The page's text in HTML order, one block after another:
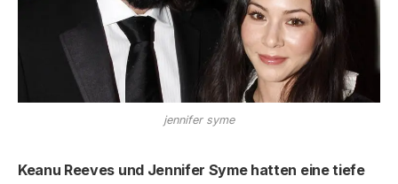
jennifer syme
Keanu Reeves und Jennifer Syme hatten eine tiefe